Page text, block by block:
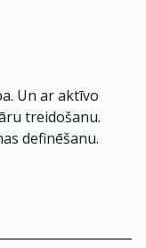
Un ar aktīvo
treidošanu.
definēšanu.